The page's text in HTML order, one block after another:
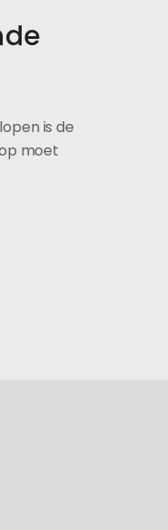
is de
moet